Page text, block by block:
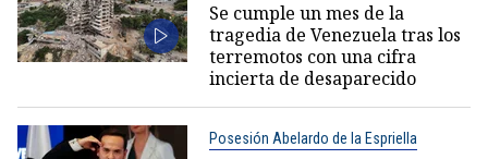
Se cumple un mes de la
tragedia de Venezuela tras los
terremotos con una cifra
incierta de desaparecido
Posesión Abelardo de la Espriella